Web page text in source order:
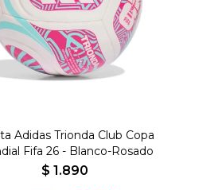
Adidas Trionda Club Copa
Fifa 26 - Blanco-Rosado
$ 1.890